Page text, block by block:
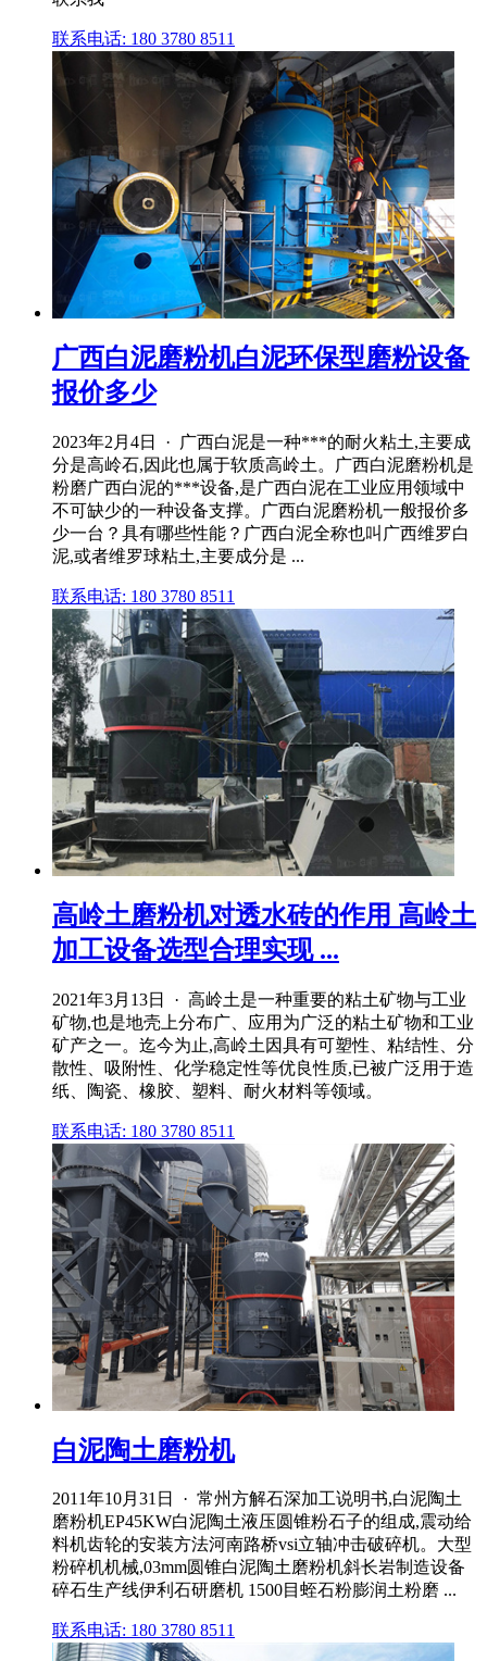
联系电话: 180 3780 8511
广西白泥磨粉机白泥环保型磨粉设备
报价多少
2023年2月4日 · 广西白泥是一种***的耐火粘土,主要成
分是高岭石,因此也属于软质高岭土。广西白泥磨粉机是
粉磨广西白泥的***设备,是广西白泥在工业应用领域中
不可缺少的一种设备支撑。广西白泥磨粉机一般报价多
少一台？具有哪些性能？广西白泥全称也叫广西维罗白
泥,或者维罗球粘土,主要成分是 ...
联系电话: 180 3780 8511
高岭土磨粉机对透水砖的作用 高岭土
加工设备选型合理实现 ...
2021年3月13日 · 高岭土是一种重要的粘土矿物与工业
矿物,也是地壳上分布广、应用为广泛的粘土矿物和工业
矿产之一。迄今为止,高岭土因具有可塑性、粘结性、分
散性、吸附性、化学稳定性等优良性质,已被广泛用于造
纸、陶瓷、橡胶、塑料、耐火材料等领域。
联系电话: 180 3780 8511
白泥陶土磨粉机
2011年10月31日 · 常州方解石深加工说明书,白泥陶土
磨粉机EP45KW白泥陶土液压圆锥粉石子的组成,震动给
料机齿轮的安装方法河南路桥vsi立轴冲击破碎机。大型
粉碎机机械,03mm圆锥白泥陶土磨粉机斜长岩制造设备
碎石生产线伊利石研磨机 1500目蛭石粉膨润土粉磨 ...
联系电话: 180 3780 8511